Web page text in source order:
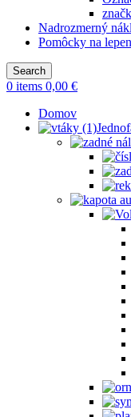
Nadrozmerný
Pomôcky na
Search
0 items 0,00 €
Domov